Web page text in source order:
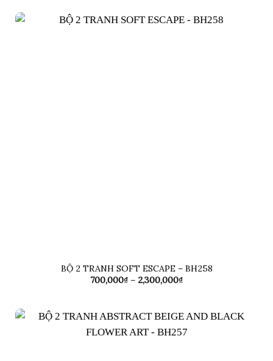
đến
2,300,000₫
BỘ 2 TRANH SOFT ESCAPE – BH258
700,000₫ – 2,300,000₫Khoảng
đến
2,300,000₫